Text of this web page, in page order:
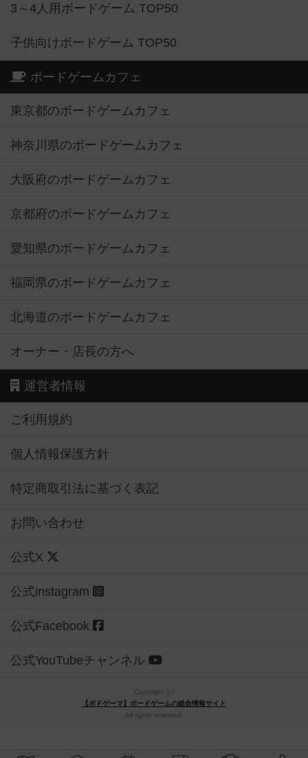
3～4人用ボードゲーム TOP50
子供向けボードゲーム TOP50
ボードゲームカフェ
東京都のボードゲームカフェ
神奈川県のボードゲームカフェ
大阪府のボードゲームカフェ
京都府のボードゲームカフェ
愛知県のボードゲームカフェ
福岡県のボードゲームカフェ
北海道のボードゲームカフェ
オーナー・店長の方へ
運営者情報
ご利用規約
個人情報保護方針
特定商取引法に基づく表記
お問い合わせ
公式X
公式instagram
公式Facebook
公式YouTubeチャンネル
Copyright (c)
【ボドゲーマ】ボードゲームの総合情報サイト
All rights reserved.